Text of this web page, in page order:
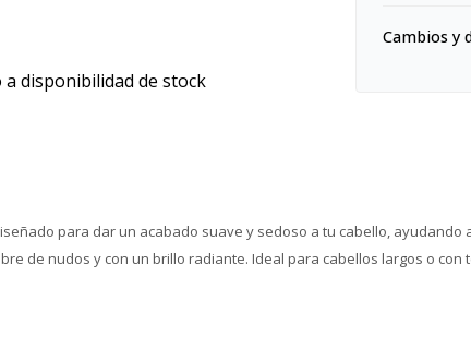
disponibilidad de stock
Cambios y
para dar un acabado suave y sedoso a tu cabello,
de nudos y con un brillo radiante. Ideal para cabellos largos o